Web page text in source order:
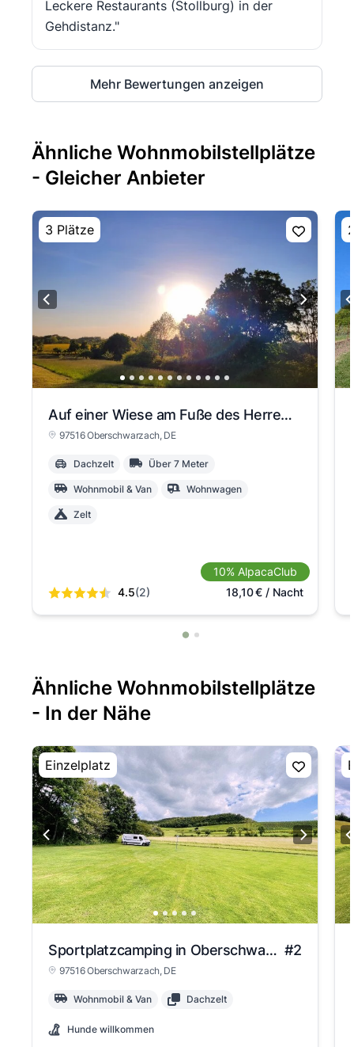
Leckere Restaurants (Stollburg) in der
Gehdistanz."
Mehr Bewertungen anzeigen
Ähnliche Wohnmobilstellplätze
- Gleicher Anbieter
3 Plätze
Auf einer Wiese am Fuße des Herrenberg's
97516 Oberschwarzach, DE
Dachzelt Über 7 Meter
Wohnmobil & Van Wohnwagen
Zelt
4.5(2)
10% AlpacaClub
18,10€/ Nacht
Ähnliche Wohnmobilstellplätze
- In der Nähe
Einzelplatz
Sportplatzcamping in Oberschwarzach #2
97516 Oberschwarzach, DE
Wohnmobil & Van Dachzelt
Hunde willkommen